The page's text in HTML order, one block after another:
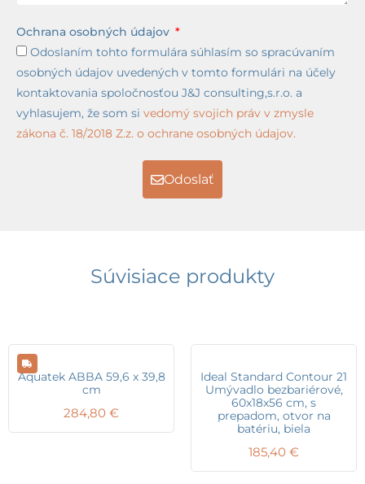
Ochrana osobných údajov
Odoslaním tohto formulára súhlasím so spracúvaním
osobných údajov uvedených v tomto formulári na účely
kontaktovania spoločnosťou J&J consulting,s.r.o. a
vyhlasujem, že som si vedomý svojich práv v zmysle
zákona č. 18/2018 Z.z. o ochrane osobných údajov.
Odoslať
Súvisiace produkty
Aquatek ABBA 59,6 x 39,8
cm
284,80 €
Ideal Standard Contour 21
Umývadlo bezbariérové,
60x18x56 cm, s
prepadom, otvor na
batériu, biela
185,40 €